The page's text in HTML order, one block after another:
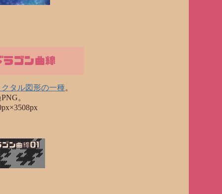
ラゴン曲線
タル図形の一種。
。
ゴン曲線01